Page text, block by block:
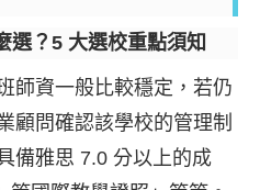
選？5 大選校重點須知
師資一般比較穩定，若仍
顧問確認該學校的管理制
備雅思 7.0 分以上的成